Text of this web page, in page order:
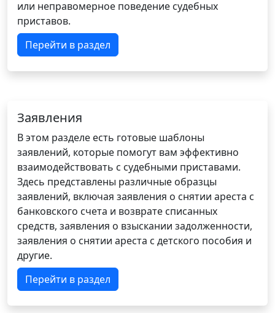
или неправомерное поведение судебных
приставов.
Перейти в раздел
Заявления
В этом разделе есть готовые шаблоны
заявлений, которые помогут вам эффективно
взаимодействовать с судебными приставами.
Здесь представлены различные образцы
заявлений, включая заявления о снятии ареста с
банковского счета и возврате списанных
средств, заявления о взыскании задолженности,
заявления о снятии ареста с детского пособия и
другие.
Перейти в раздел